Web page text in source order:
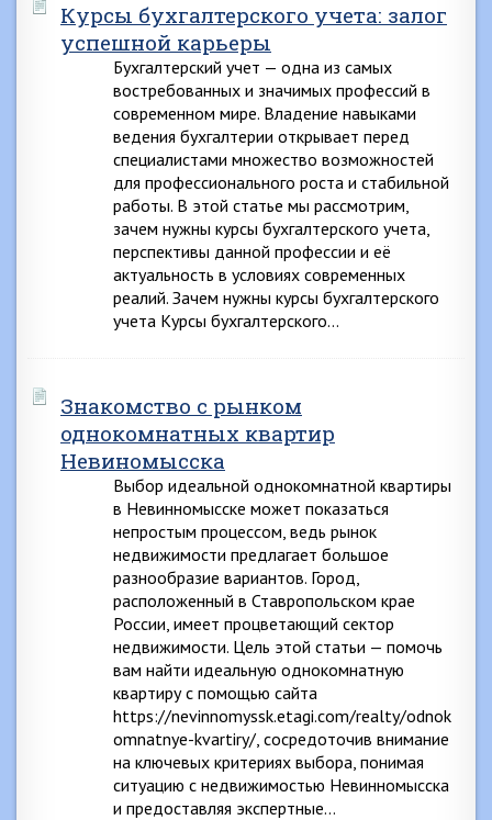
Курсы бухгалтерского учета: залог
успешной карьеры
Бухгалтерский учет — одна из самых
востребованных и значимых профессий в
современном мире. Владение навыками
ведения бухгалтерии открывает перед
специалистами множество возможностей
для профессионального роста и стабильной
работы. В этой статье мы рассмотрим,
зачем нужны курсы бухгалтерского учета,
перспективы данной профессии и её
актуальность в условиях современных
реалий. Зачем нужны курсы бухгалтерского
учета Курсы бухгалтерского…
Знакомство с рынком
однокомнатных квартир
Невиномысска
Выбор идеальной однокомнатной квартиры
в Невинномысске может показаться
непростым процессом, ведь рынок
недвижимости предлагает большое
разнообразие вариантов. Город,
расположенный в Ставропольском крае
России, имеет процветающий сектор
недвижимости. Цель этой статьи — помочь
вам найти идеальную однокомнатную
квартиру с помощью сайта
https://nevinnomyssk.etagi.com/realty/odnok
omnatnye-kvartiry/, сосредоточив внимание
на ключевых критериях выбора, понимая
ситуацию с недвижимостью Невинномысска
и предоставляя экспертные…